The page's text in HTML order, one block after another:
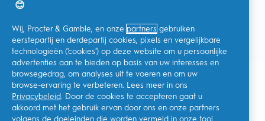
Ik geef toestemming voor het ontvangen van
gepersonaliseerde communicatie met betrekking tot
aanbiedingen, nieuws en andere promotionele initiatieven van
Oral-B en andere
P&G-merken
kan me op elk momentafmelden.
Procter & Gamble, als verwerkingsverantwoordelijke, zal uw
persoonlijke gegevens verwerken zodat u zich bij deze site kunt
registreren en de interactie kunt aangaan met de aangeboden
😊
Wij, Procter & Gamble, en onze partners gebruiken
eerstepartij en derdepartij cookies, pixels en vergelijkbare
technologieën ('cookies') op deze website om u persoonlijke
advertenties aan te bieden op basis van uw interesses en
browsegedrag, om analyses uit te voeren en om uw
browse-ervaring te verbeteren. Lees meer in ons
Privacybeleid. Door de cookies te accepteren gaat u
akkoord met het gebruik ervan door ons en onze partners
volgens de doeleinden die worden vermeld in onze tool